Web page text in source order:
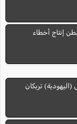
إنتاج أخطاء
تربكان